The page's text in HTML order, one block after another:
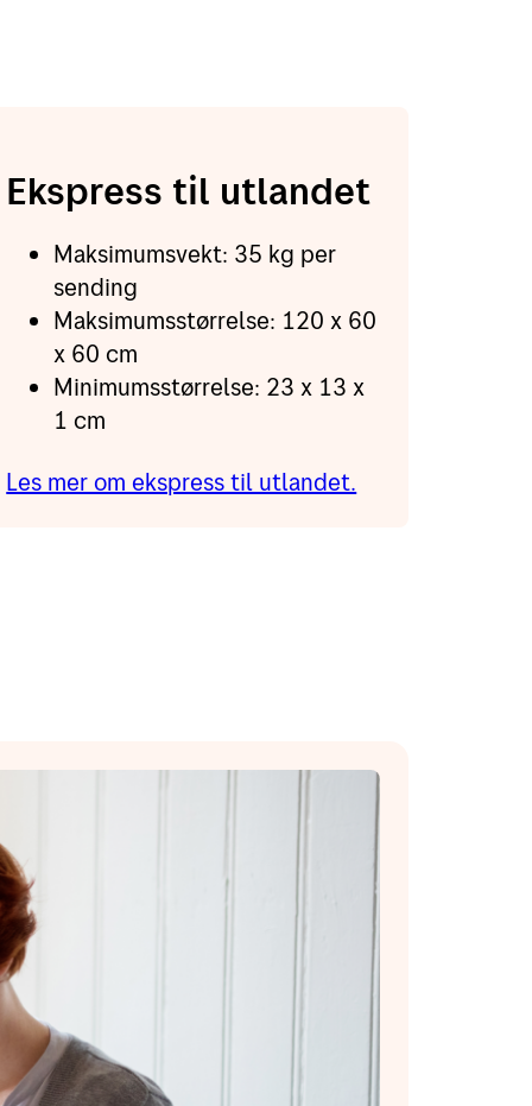
Ekspress til utlandet
Maksimumsvekt: 35 kg per
sending
Maksimumsstørrelse: 120 x 60
x 60 cm
Minimumsstørrelse: 23 x 13 x
1 cm
Les mer om ekspress til utlandet.